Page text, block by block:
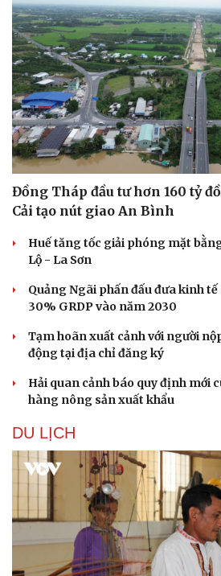
Sức khỏe
Cây thuốc
Sản phụ khoa
Nhi khoa
Nam khoa
Làm đẹp - giảm cân
Phòng mạch online
Ăn sạch sống khỏe
Blog
Tình
Đồng Tháp đầu tư hơn 160 tỷ
Cải tạo nút giao An Bình
Huế tăng tốc giải phóng mặt
Lộ - La Sơn
Quảng Ngãi phấn đấu đưa kinh
30% GRDP vào năm 2030
Tạm hoãn xuất cảnh với người
động tại địa chỉ đăng ký
Hải quan cảnh báo quy định mới
hàng nông sản xuất khẩu
DU LỊCH